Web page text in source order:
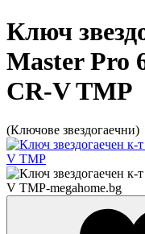
Ключ
Master Pro
CR-V TMP
(Ключове звездогаечни)